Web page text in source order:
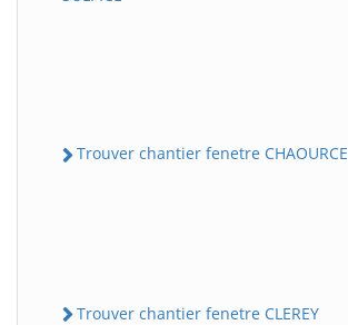
Trouver chantier fenetre CHAOURCE
Trouver chantier fenetre CLEREY